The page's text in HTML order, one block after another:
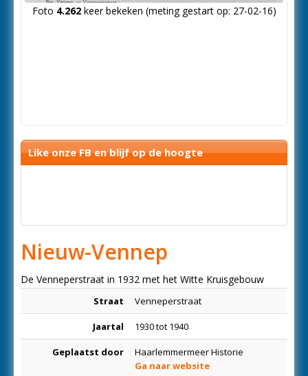
Foto 4.262keer bekeken (meting gestart op: 27-02-16)
Like onze FB en blijf op de hoogte
Nieuw-Vennep
De Venneperstraat in 1932 met het Witte Kruisgebouw
Straat Venneperstraat
Jaartal 1930 tot 1940
Geplaatst door
Haarlemmermeer Historie
Ga naar website